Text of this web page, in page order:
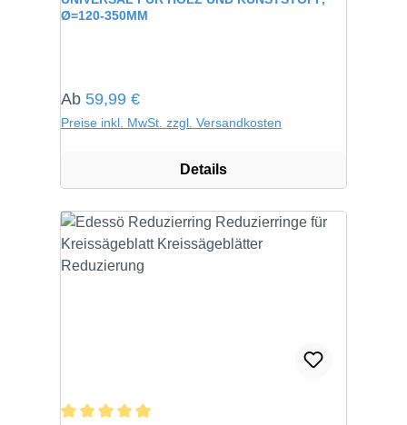
Ø=120-350MM
Regulärer Preis:
Ab 59,99 €
Preise inkl. MwSt. zzgl. Versandkosten
Details